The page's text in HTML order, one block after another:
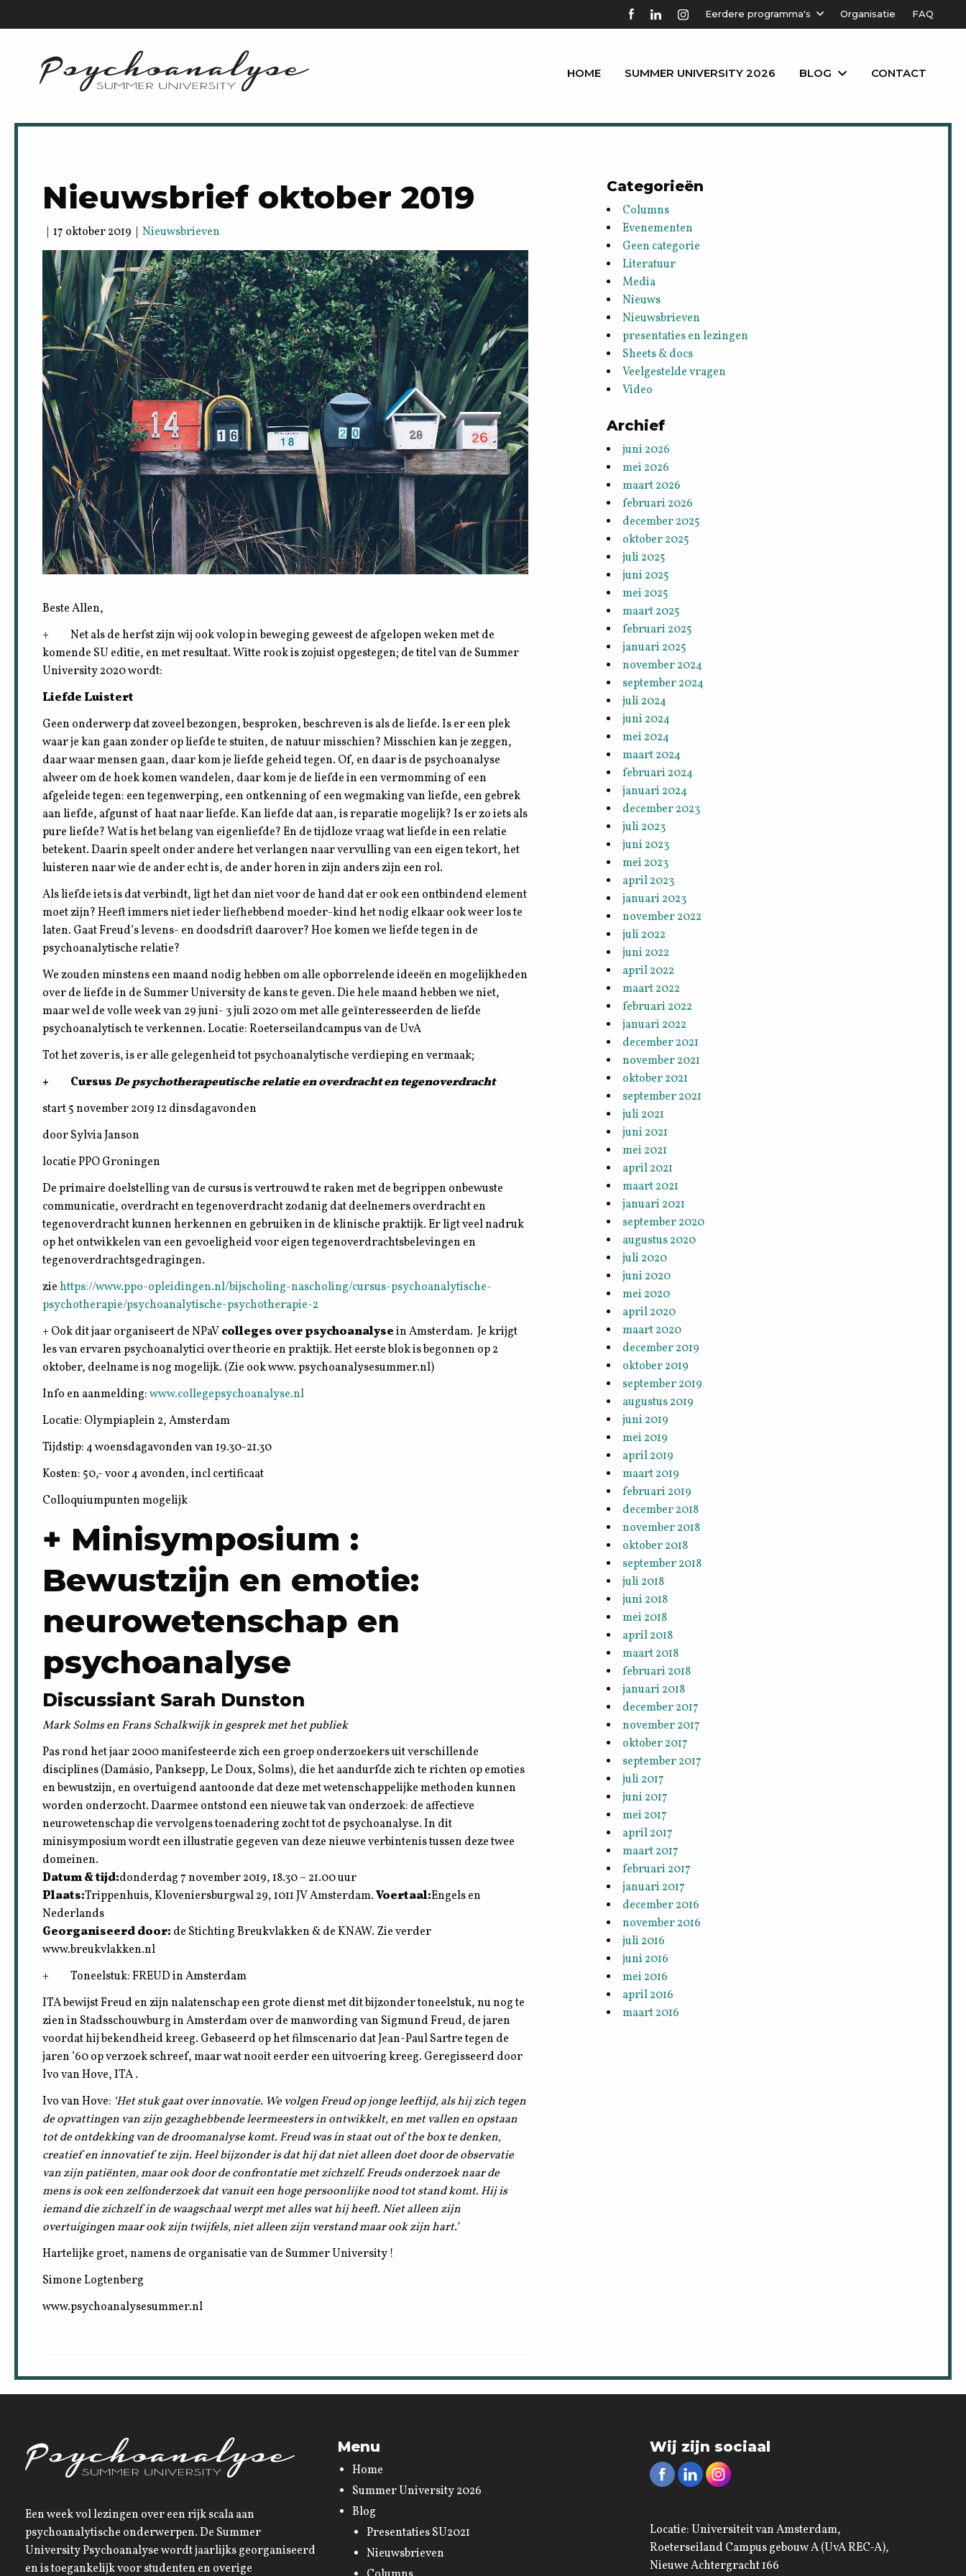
Eerdere programma's Organisatie FAQ
HOME SUMMER UNIVERSITY 2026 BLOG CONTACT
Nieuwsbrief oktober 2019
| 17 oktober 2019 |Nieuwsbrieven
Beste Allen,
+ Net als de herfst zijn wij ook volop in beweging geweest de afgelopen weken met de
komende SU editie, en met resultaat. Witte rook is zojuist opgestegen; de titel van de Summer
University 2020 wordt:
Liefde Luistert
Geen onderwerp dat zoveel bezongen, besproken, beschreven is als de liefde. Is er een plek
waar je kan gaan zonder op liefde te stuiten, de natuur misschien? Misschien kan je zeggen,
daar waar mensen gaan, daar kom je liefde geheid tegen. Of, en daar is de psychoanalyse
alweer om de hoek komen wandelen, daar kom je de liefde in een vermomming of een
afgeleide tegen: een tegenwerping, een ontkenning of een wegmaking van liefde, een gebrek
aan liefde, afgunst of haat naar liefde. Kan liefde dat aan, is reparatie mogelijk? Is er zo iets als
pure liefde? Wat is het belang van eigenliefde? En de tijdloze vraag wat liefde in een relatie
betekent. Daarin speelt onder andere het verlangen naar vervulling van een eigen tekort, het
luisteren naar wie de ander echt is, de ander horen in zijn anders zijn een rol.
Als liefde iets is dat verbindt, ligt het dan niet voor de hand dat er ook een ontbindend element
moet zijn? Heeft immers niet ieder liefhebbend moeder-kind het nodig elkaar ook weer los te
laten. Gaat Freud’s levens- en doodsdrift daarover? Hoe komen we liefde tegen in de
psychoanalytische relatie?
We zouden minstens een maand nodig hebben om alle opborrelende ideeën en mogelijkheden
over de liefde in de Summer University de kans te geven. Die hele maand hebben we niet,
maar wel de volle week van 29 juni- 3 juli 2020 om met alle geïnteresseerden de liefde
psychoanalytisch te verkennen. Locatie: Roeterseilandcampus van de UvA
Tot het zover is, is er alle gelegenheid tot psychoanalytische verdieping en vermaak;
+ CursusDe psychotherapeutische relatie en overdracht en tegenoverdracht
start 5 november 2019 12 dinsdagavonden
door Sylvia Janson
locatie PPO Groningen
De primaire doelstelling van de cursus is vertrouwd te raken met de begrippen onbewuste
communicatie, overdracht en tegenoverdracht zodanig dat deelnemers overdracht en
tegenoverdracht kunnen herkennen en gebruiken in de klinische praktijk. Er ligt veel nadruk
op het ontwikkelen van een gevoeligheid voor eigen tegenoverdrachtsbelevingen en
tegenoverdrachtsgedragingen.
ziehttps://www.ppo-opleidingen.nl/bijscholing-nascholing/cursus-psychoanalytische-
psychotherapie/psychoanalytische-psychotherapie-2
+ Ook dit jaar organiseert de NPaVcolleges over psychoanalysein Amsterdam. Je krijgt
les van ervaren psychoanalytici over theorie en praktijk. Het eerste blok is begonnen op 2
oktober, deelname is nog mogelijk. (Zie ook www. psychoanalysesummer.nl)
Info en aanmelding:www.collegepsychoanalyse.nl
Locatie: Olympiaplein 2, Amsterdam
Tijdstip: 4 woensdagavonden van 19.30-21.30
Kosten: 50,- voor 4 avonden, incl certificaat
Colloquiumpunten mogelijk
+ Minisymposium :
Bewustzijn en emotie:
neurowetenschap en
psychoanalyse
Discussiant Sarah Dunston
Mark Solms en Frans Schalkwijk in gesprek met het publiek
Pas rond het jaar 2000 manifesteerde zich een groep onderzoekers uit verschillende
disciplines (Damásio, Panksepp, Le Doux, Solms), die het aandurfde zich te richten op emoties
en bewustzijn, en overtuigend aantoonde dat deze met wetenschappelijke methoden kunnen
worden onderzocht. Daarmee ontstond een nieuwe tak van onderzoek: de affectieve
neurowetenschap die vervolgens toenadering zocht tot de psychoanalyse. In dit
minisymposium wordt een illustratie gegeven van deze nieuwe verbintenis tussen deze twee
domeinen.
Datum & tijd:donderdag 7 november 2019, 18.30 – 21.00 uur
Plaats:Trippenhuis, Kloveniersburgwal 29, 1011 JV Amsterdam.Voertaal:Engels en
Nederlands
Georganiseerd door: de Stichting Breukvlakken & de KNAW. Zie verder
www.breukvlakken.nl
+ Toneelstuk: FREUD in Amsterdam
ITA bewijst Freud en zijn nalatenschap een grote dienst met dit bijzonder toneelstuk, nu nog te
zien in Stadsschouwburg in Amsterdam over de manwording van Sigmund Freud, de jaren
voordat hij bekendheid kreeg. Gebaseerd op het filmscenario dat Jean-Paul Sartre tegen de
jaren ’60 op verzoek schreef, maar wat nooit eerder een uitvoering kreeg. Geregisseerd door
Ivo van Hove, ITA .
Ivo van Hove: ‘Het stuk gaat over innovatie. We volgen Freud op jonge leeftijd, als hij zich tegen
de opvattingen van zijn gezaghebbende leermeesters in ontwikkelt, en met vallen en opstaan
tot de ontdekking van de droomanalyse komt. Freud was in staat out of the box te denken,
creatief en innovatief te zijn. Heel bijzonder is dat hij dat niet alleen doet door de observatie
van zijn patiënten, maar ook door de confrontatie met zichzelf. Freuds onderzoek naar de
mens is ook een zelfonderzoek dat vanuit een hoge persoonlijke nood tot stand komt. Hij is
iemand die zichzelf in de waagschaal werpt met alles wat hij heeft. Niet alleen zijn
overtuigingen maar ook zijn twijfels, niet alleen zijn verstand maar ook zijn hart.’
Hartelijke groet, namens de organisatie van de Summer University !
Simone Logtenberg
www.psychoanalysesummer.nl
Categorieën
Columns
Evenementen
Geen categorie
Literatuur
Media
Nieuws
Nieuwsbrieven
presentaties en lezingen
Sheets & docs
Veelgestelde vragen
Video
Archief
juni 2026
mei 2026
maart 2026
februari 2026
december 2025
oktober 2025
juli 2025
juni 2025
mei 2025
maart 2025
februari 2025
januari 2025
november 2024
september 2024
juli 2024
juni 2024
mei 2024
maart 2024
februari 2024
januari 2024
december 2023
juli 2023
juni 2023
mei 2023
april 2023
januari 2023
november 2022
juli 2022
juni 2022
april 2022
maart 2022
februari 2022
januari 2022
december 2021
november 2021
oktober 2021
september 2021
juli 2021
juni 2021
mei 2021
april 2021
maart 2021
januari 2021
september 2020
augustus 2020
juli 2020
juni 2020
mei 2020
april 2020
maart 2020
december 2019
oktober 2019
september 2019
augustus 2019
juni 2019
mei 2019
april 2019
maart 2019
februari 2019
december 2018
november 2018
oktober 2018
september 2018
juli 2018
juni 2018
mei 2018
april 2018
maart 2018
februari 2018
januari 2018
december 2017
november 2017
oktober 2017
september 2017
juli 2017
juni 2017
mei 2017
april 2017
maart 2017
februari 2017
januari 2017
december 2016
november 2016
juli 2016
juni 2016
mei 2016
april 2016
maart 2016
Een week vol lezingen over een rijk scala aan
psychoanalytische onderwerpen. De Summer
University Psychoanalyse wordt jaarlijks georganiseerd
en is toegankelijk voor studenten en overige
Menu
Home
Summer University 2026
Blog
Presentaties SU2021
Nieuwsbrieven
Wij zijn sociaal
Locatie: Universiteit van Amsterdam,
Roeterseiland Campus gebouw A (UvA REC-A),
Nieuwe Achtergracht 166